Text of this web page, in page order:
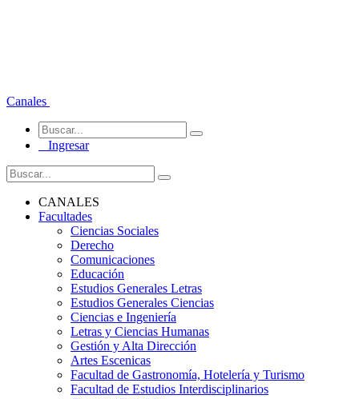
Canales
Ingresar
CANALES
Facultades
Ciencias Sociales
Derecho
Comunicaciones
Educación
Estudios Generales Letras
Estudios Generales Ciencias
Ciencias e Ingeniería
Letras y Ciencias Humanas
Gestión y Alta Dirección
Artes Escenicas
Facultad de Gastronomía, Hotelería y Turismo
Facultad de Estudios Interdisciplinarios